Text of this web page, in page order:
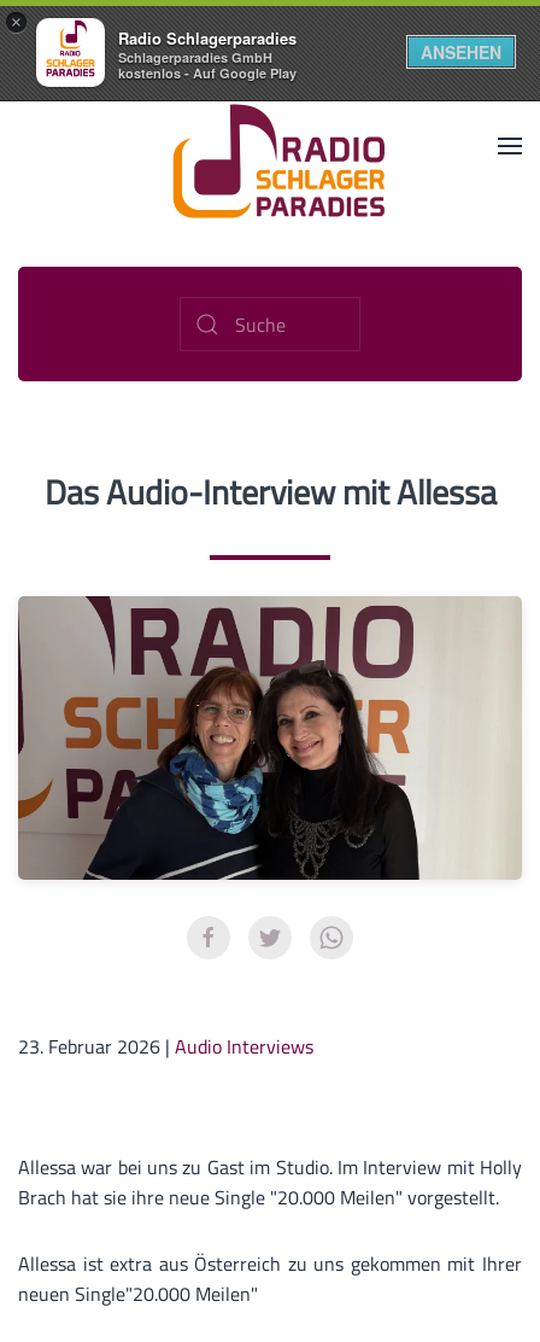
×
Radio Schlagerparadies
Schlagerparadies GmbH
kostenlos - Auf Google Play
ANSEHEN
Das Audio-Interview mit Allessa
23. Februar 2026 | Audio Interviews
Allessa war bei uns zu Gast im Studio. Im Interview mit Holly
Brach hat sie ihre neue Single "20.000 Meilen" vorgestellt.
Allessa ist extra aus Österreich zu uns gekommen mit Ihrer
neuen Single"20.000 Meilen"